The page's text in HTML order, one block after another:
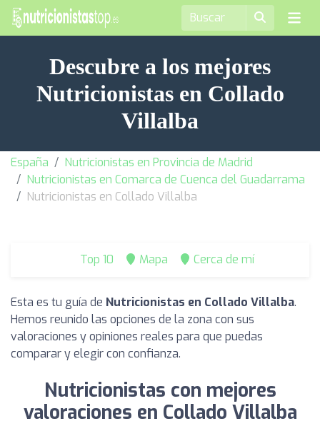
Descubre a los mejores
Nutricionistas en Collado
Villalba
España
Nutricionistas en Provincia de Madrid
Nutricionistas en Comarca de Cuenca del Guadarrama
Nutricionistas en Collado Villalba
Top 10 Mapa Cerca de mí
Esta es tu guía de Nutricionistas en Collado Villalba.
Hemos reunido las opciones de la zona con sus
valoraciones y opiniones reales para que puedas
comparar y elegir con confianza.
Nutricionistas con mejores
valoraciones en Collado Villalba